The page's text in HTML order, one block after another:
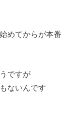
めてからが本番
ですが
ないんです